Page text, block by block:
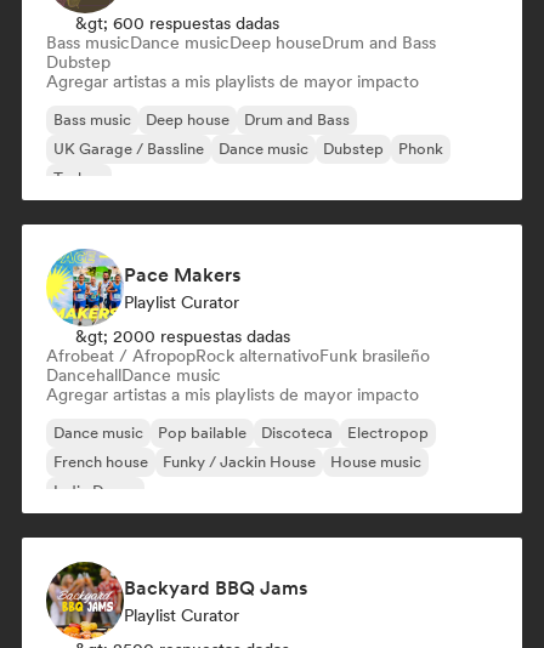
&gt; 600 respuestas dadas
Bass musicDance musicDeep houseDrum and Bass
Dubstep
Agregar artistas a mis playlists de mayor impacto
Bass music Deep house
Drum and Bass
UK Garage / Bassline
Dance music Dubstep
Phonk
Techno
Pace Makers
Playlist Curator
&gt; 2000 respuestas dadas
Afrobeat / AfropopRock alternativoFunk brasileño
DancehallDance music
Agregar artistas a mis playlists de mayor impacto
Dance music Pop bailable Discoteca
Electropop
French house
Funky / Jackin House
House music
Indie Dance
Backyard BBQ Jams
Playlist Curator